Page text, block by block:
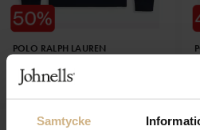
Samtycke
POLO RALPH LAUREN
2 299 SEK
1 150 SEK